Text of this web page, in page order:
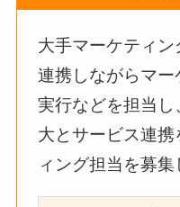
大手マーケティン
連携しながらマー
実行などを担当
大とサービス連
ィング担当を募集